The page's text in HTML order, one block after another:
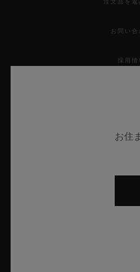
注文品を返
お問い合
採用情
倫理的取
お住